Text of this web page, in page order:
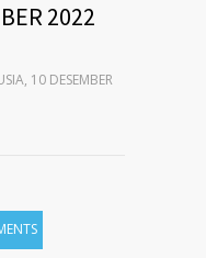
2022
10 DESEMBER